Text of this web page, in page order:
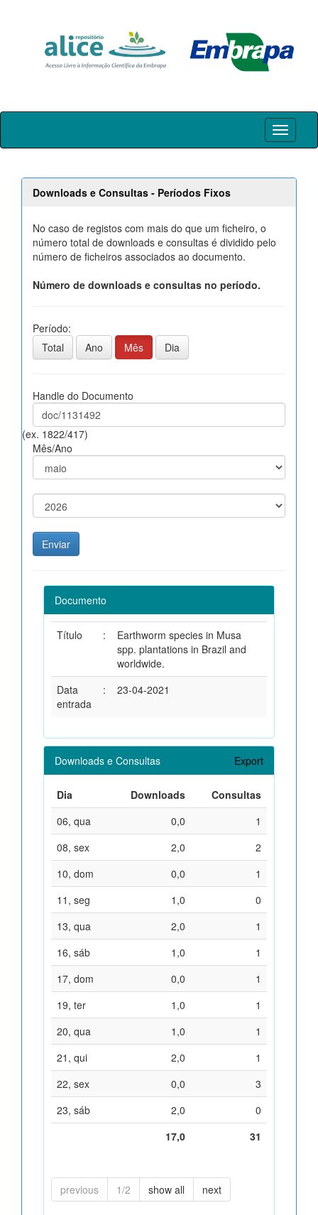
Skip
Downloads e Consultas - Períodos Fixos
No caso de registos com mais do que um ficheiro, o
número total de downloads e consultas é dividido pelo
número de ficheiros associados ao documento.
Número de downloads e consultas no período.
Período:
Total
Ano Mês Dia
Handle do Documento
(ex. 1822/417)
Mês/Ano
Documento
Título :
Earthworm species in Musa
spp. plantations in Brazil and
worldwide.
Data
entrada
: 23-04-2021
Downloads e Consultas Export
Dia Downloads
Consultas
06, qua
0,0
1
08, sex
2,0
2
10, dom
0,0
1
11, seg
1,0
0
13, qua
2,0
1
16, sáb
1,0
1
17, dom
0,0
1
19, ter
1,0
1
20, qua
1,0
1
21, qui
2,0
1
22, sex
0,0
3
23, sáb
2,0
0
17,0
31
previous 1/2 show all next